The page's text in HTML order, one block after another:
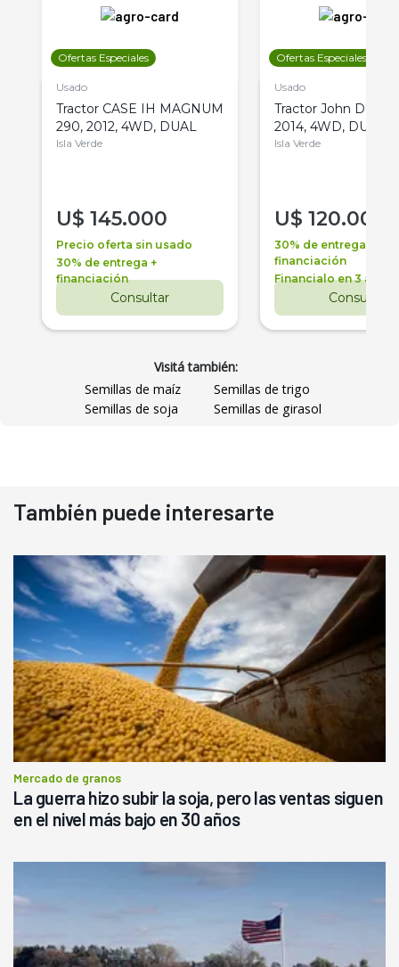
Ofertas Especiales
Usado
Tractor CASE IH MAGNUM
290, 2012, 4WD, DUAL
Isla Verde
U$ 145.000
Precio oferta sin usado
30% de entrega +
financiación
Consultar
Ofertas Especiales
Usado
Tractor John Deere
2014, 4WD, DUAL
Isla Verde
U$ 120.000
30% de entrega +
financiación
Financialo en 3 años
Consultar
Visitá también:
Semillas de maíz
Semillas de trigo
Semillas de soja
Semillas de girasol
También puede interesarte
Mercado de granos
La guerra hizo subir la soja, pero las ventas siguen
en el nivel más bajo en 30 años